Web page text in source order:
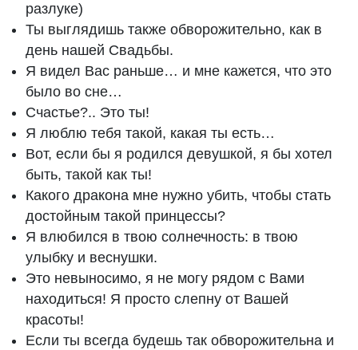
разлуке)
Ты выглядишь также обворожительно, как в
день нашей Свадьбы.
Я видел Вас раньше… и мне кажется, что это
было во сне…
Счастье?.. Это ты!
Я люблю тебя такой, какая ты есть…
Вот, если бы я родился девушкой, я бы хотел
быть, такой как ты!
Какого дракона мне нужно убить, чтобы стать
достойным такой принцессы?
Я влюбился в твою солнечность: в твою
улыбку и веснушки.
Это невыносимо, я не могу рядом с Вами
находиться! Я просто слепну от Вашей
красоты!
Если ты всегда будешь так обворожительна и